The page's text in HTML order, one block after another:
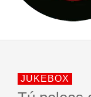
JOFRE
JUKEBOX